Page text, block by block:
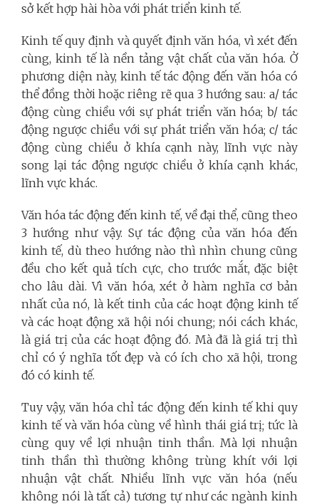
sở kết hợp hài hòa với phát triển kinh tế.
Kinh tế quy định và quyết định văn hóa, vì xét đến
cùng, kinh tế là nền tảng vật chất của văn hóa. Ở
phương diện này, kinh tế tác động đến văn hóa có
thể đồng thời hoặc riêng rẽ qua 3 hướng sau: a/ tác
động cùng chiều với sự phát triển văn hóa; b/ tác
động ngược chiều với sự phát triển văn hóa; c/ tác
động cùng chiều ở khía cạnh này, lĩnh vực này
song lại tác động ngược chiều ở khía cạnh khác,
lĩnh vực khác.
Văn hóa tác động đến kinh tế, về đại thể, cũng theo
3 hướng như vậy. Sự tác động của văn hóa đến
kinh tế, dù theo hướng nào thì nhìn chung cũng
đều cho kết quả tích cực, cho trước mắt, đặc biệt
cho lâu dài. Vì văn hóa, xét ở hàm nghĩa cơ bản
nhất của nó, là kết tinh của các hoạt động kinh tế
và các hoạt động xã hội nói chung; nói cách khác,
là giá trị của các hoạt động đó. Mà đã là giá trị thì
chỉ có ý nghĩa tốt đẹp và có ích cho xã hội, trong
đó có kinh tế.
Tuy vậy, văn hóa chỉ tác động đến kinh tế khi quy
kinh tế và văn hóa cùng về hình thái giá trị; tức là
cùng quy về lợi nhuận tinh thần. Mà lợi nhuận
tinh thần thì thường không trùng khít với lợi
nhuận vật chất. Nhiều lĩnh vực văn hóa (nếu
không nói là tất cả) tương tự như các ngành kinh